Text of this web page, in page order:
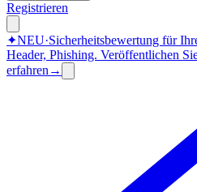
Registrieren
✦NEU·Sicherheitsbewertung für
Header, Phishing. Veröffentlichen
erfahren →